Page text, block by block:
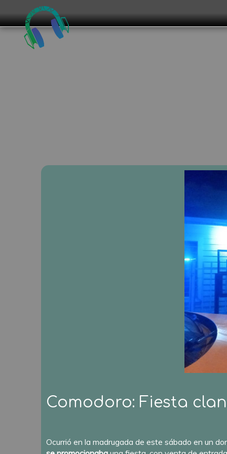
Comodoro: Fiesta
Ocurrió en la madrugada de este sábado en un